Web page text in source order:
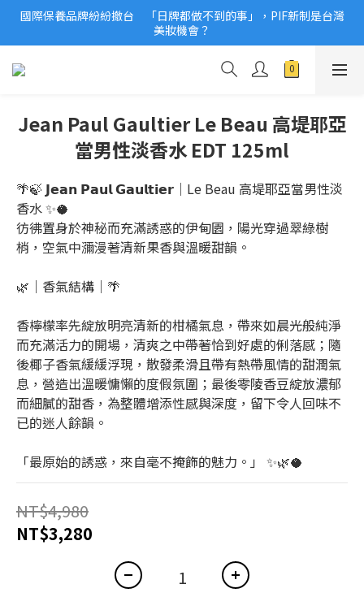
2026美妝小樣、試用品變少？PIF化妝品身分證7月上路！消費者
必懂5觀念
國際保養品牌紛紛撤台　「日牌都做不到的事」，PIF新制是台灣
美妝機會？
2026美妝小樣、試用品變少？PIF化妝品身分證7月上路！消費者
Jean Paul Gaultier Le Beau 高堤耶亞
當男性淡香水 EDT 125ml
🌴🍃 𝗝𝗲𝗮𝗻 𝗣𝗮𝘂𝗹 𝗚𝗮𝘂𝗹𝘁𝗶𝗲𝗿｜Le Beau 高堤耶亞當男性淡
香水 ✨🥥
彷彿置身於神秘而充滿誘惑的伊甸園，陽光穿過翠綠樹
梢，空氣中瀰漫著清新果香與溫暖甜韻。
🌿｜香氣結構｜🌴
香檸檬率先綻放明亮清新的柑橘氣息，帶來如晨光般純淨
而充滿活力的開場，清爽之中帶著恰到好處的俐落感；隨
後椰子香氣緩緩浮現，散發柔滑且帶有熱帶風情的甜潤氣
息，營造出溫暖慵懶的度假氛圍；最後零陵香豆綻放濃郁
而細膩的甜香，為整體增添性感與深度，留下令人回味不
已的迷人餘韻。
「最原始的誘惑，來自毫不掩飾的魅力。」 ✨🌿🥥
NT$4,980
NT$3,280